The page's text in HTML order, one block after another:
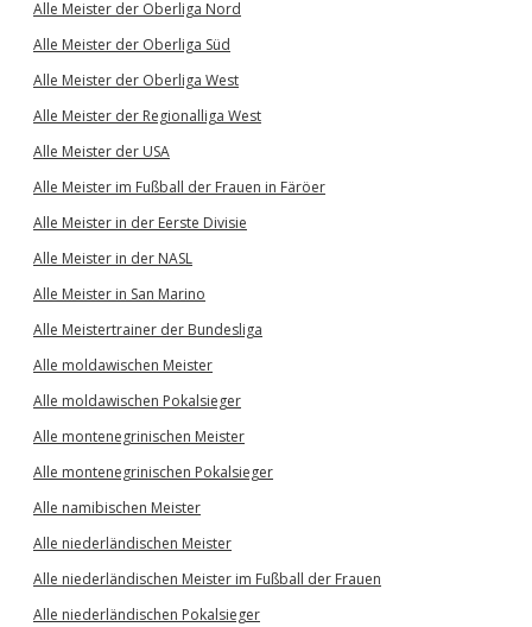
Alle Meister der Oberliga Nord
Alle Meister der Oberliga Süd
Alle Meister der Oberliga West
Alle Meister der Regionalliga West
Alle Meister der USA
Alle Meister im Fußball der Frauen in Färöer
Alle Meister in der Eerste Divisie
Alle Meister in der NASL
Alle Meister in San Marino
Alle Meistertrainer der Bundesliga
Alle moldawischen Meister
Alle moldawischen Pokalsieger
Alle montenegrinischen Meister
Alle montenegrinischen Pokalsieger
Alle namibischen Meister
Alle niederländischen Meister
Alle niederländischen Meister im Fußball der Frauen
Alle niederländischen Pokalsieger